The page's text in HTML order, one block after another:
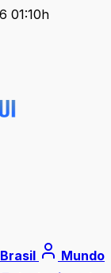
01:10h
Brasil
Mundo